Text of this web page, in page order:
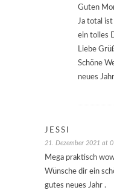
Guten
Ja total ist
ein tolles
Liebe
Schöne
neues
JESSI
21. Dezember 2021 at
Mega praktisch
Wünsche dir ein
gutes neues Jahr .